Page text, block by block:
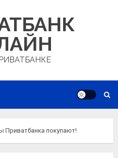
Приватбанка покупают!